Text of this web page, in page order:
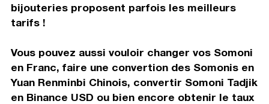
bijouteries proposent parfois les meilleurs
tarifs !
Vous pouvez aussi vouloir changer vos Somoni
en Franc, faire une convertion des Somonis en
Yuan Renminbi Chinois, convertir Somoni Tadjik
en Binance USD ou bien encore obtenir le taux